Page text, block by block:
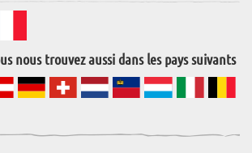
nous trouvez aussi dans les pays suivants